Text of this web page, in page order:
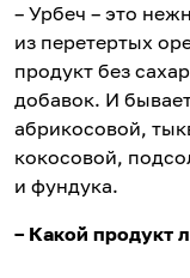
– Урбеч – это
из перетертых
продукт без
добавок. И
абрикосовой,
кокосовой,
и фундука.
– Какой продукт